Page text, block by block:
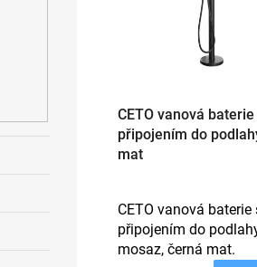
CETO vanová baterie
připojením do
mat
CETO vanová baterie
připojením do
mosaz, černá mat.